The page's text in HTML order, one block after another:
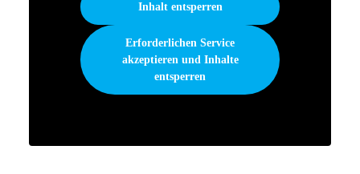
Inhalt entsperren
Erforderlichen Service
akzeptieren und Inhalte
entsperren